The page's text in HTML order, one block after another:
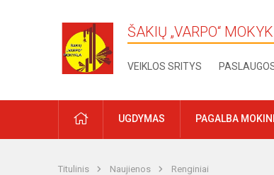
ŠAKIŲ „VARPO“
VEIKLOS SRITYS
PRADŽIAUGDYMAS PAGALBA
Titulinis Naujienos Renginiai